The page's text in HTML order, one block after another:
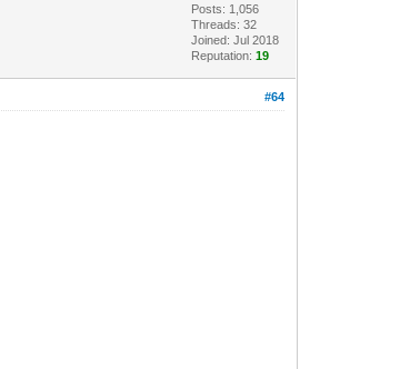
Posts: 1,056
Threads: 32
Joined: Jul 2018
Reputation:19
#64